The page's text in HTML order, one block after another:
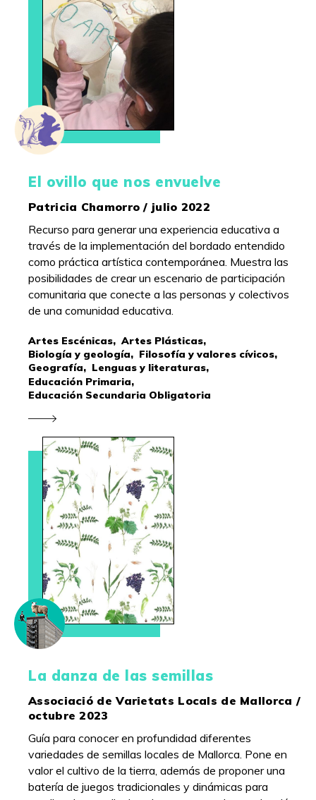
El ovillo que nos envuelve
Patricia Chamorro / julio 2022
Recurso para generar una experiencia educativa a
través de la implementación del bordado entendido
como práctica artística contemporánea. Muestra las
posibilidades de crear un escenario de participación
comunitaria que conecte a las personas y colectivos
de una comunidad educativa.
Artes Escénicas, Artes Plásticas,
Biología y geología, Filosofía y valores cívicos,
Geografía, Lenguas y literaturas,
Educación Primaria,
Educación Secundaria Obligatoria
La danza de las semillas
Associació de Varietats Locals de Mallorca /
octubre 2023
Guía para conocer en profundidad diferentes
variedades de semillas locales de Mallorca. Pone en
valor el cultivo de la tierra, además de proponer una
batería de juegos tradicionales y dinámicas para